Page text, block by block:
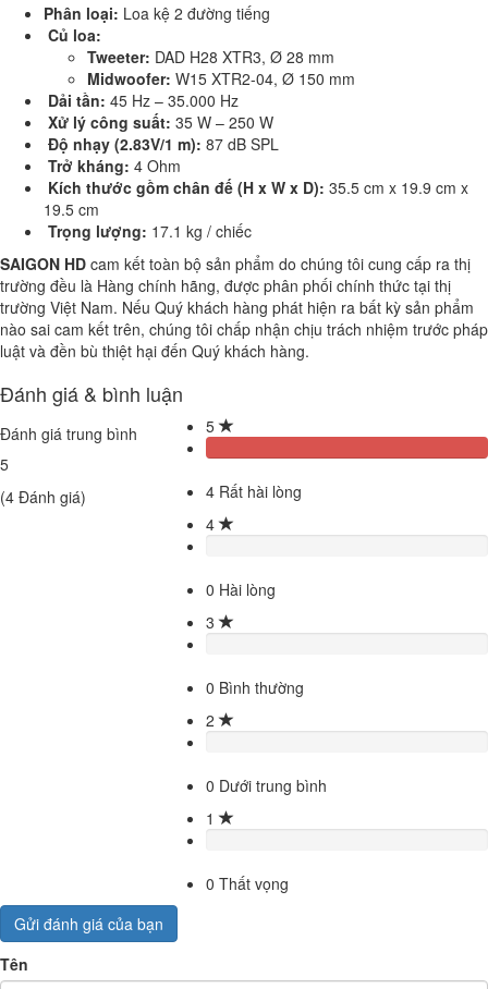
Phân loại: Loa kệ 2 đường tiếng
Củ loa:
Tweeter: DAD H28 XTR3, Ø 28 mm
Midwoofer: W15 XTR2-04, Ø 150 mm
Dải tần: 45 Hz – 35.000 Hz
Xử lý công suất: 35 W – 250 W
Độ nhạy (2.83V/1 m): 87 dB SPL
Trở kháng: 4 Ohm
Kích thước gồm chân đế (H x W x D): 35.5 cm x 19.9 cm x
19.5 cm
Trọng lượng: 17.1 kg / chiếc
SAIGON HD cam kết toàn bộ sản phẩm do chúng tôi cung cấp ra thị
trường đều là Hàng chính hãng, được phân phối chính thức tại thị
trường Việt Nam. Nếu Quý khách hàng phát hiện ra bất kỳ sản phẩm
nào sai cam kết trên, chúng tôi chấp nhận chịu trách nhiệm trước pháp
luật và đền bù thiệt hại đến Quý khách hàng.
Đánh giá & bình luận
Đánh giá trung bình
5
(4 Đánh giá)
5
4 Rất hài lòng
4
0 Hài lòng
3
0 Bình thường
2
0 Dưới trung bình
1
0 Thất vọng
Gửi đánh giá của bạn
Tên